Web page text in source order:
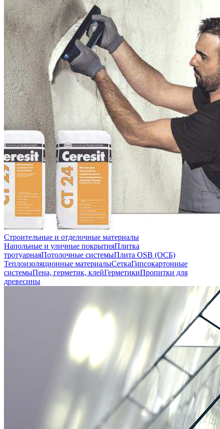
Строительные и отделочные материалы
Напольные и уличные покрытияПлитка
тротуарнаяПотолочные системыПлита OSB (ОСБ)
Теплоизоляционные материалыСеткаГипсокартонные
системыПена, герметик, клейГерметикиПропитки для
древесины